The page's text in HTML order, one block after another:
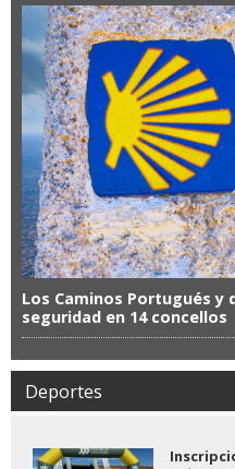
Los Caminos Portugués y
seguridad en 14 concellos
Deportes